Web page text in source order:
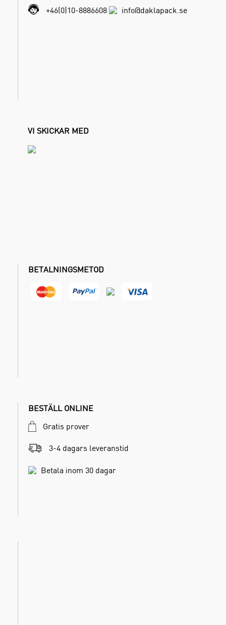
+46(0)10-8886608
info@daklapack.se
VI SKICKAR MED
BETALNINGSMETOD
BESTÄLL ONLINE
Gratis prover
3-4 dagars leveranstid
Betala inom 30 dagar